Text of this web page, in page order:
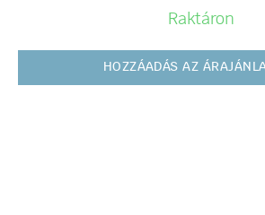
Raktáron
HOZZÁADÁS AZ